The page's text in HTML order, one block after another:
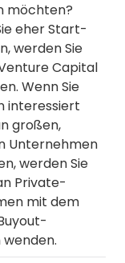
möchten?
eher Start-
werden Sie
Capital
Wenn Sie
interessiert
großen,
Unternehmen
werden Sie
Private-
mit dem